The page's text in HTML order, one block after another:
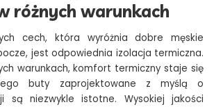
różnych warunkach
cech, która wyróżnia dobre męskie
jest odpowiednia izolacja termiczna.
warunkach, komfort termiczny staje się
buty zaprojektowane z myślą o
są niezwykle istotne. Wysokiej jakości